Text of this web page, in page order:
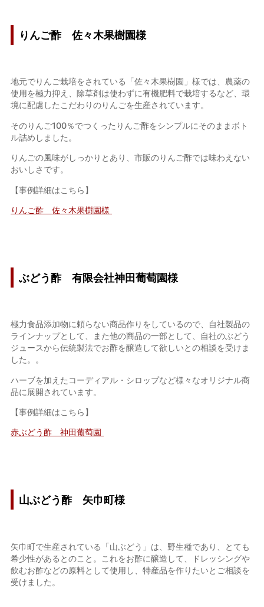
りんご酢 佐々木果樹園様
地元でりんご栽培をされている「佐々木果樹園」様では、農薬の
使用を極力抑え、除草剤は使わずに有機肥料で栽培するなど、環
境に配慮したこだわりのりんごを生産されています。
そのりんご100％でつくったりんご酢をシンプルにそのままボト
ル詰めしました。
りんごの風味がしっかりとあり、市販のりんご酢では味わえない
おいしさです。
【事例詳細はこちら】
りんご酢 佐々木果樹園様
ぶどう酢 有限会社神田葡萄園様
極力食品添加物に頼らない商品作りをしているので、自社製品の
ラインナップとして、また他の商品の一部として、自社のぶどう
ジュースから伝統製法でお酢を醸造して欲しいとの相談を受けま
した。。
ハーブを加えたコーディアル・シロップなど様々なオリジナル商
品に展開されています。
【事例詳細はこちら】
赤ぶどう酢 神田葡萄園
山ぶどう酢 矢巾町様
矢巾町で生産されている「山ぶどう」は、野生種であり、とても
希少性があるとのこと。これをお酢に醸造して、ドレッシングや
飲むお酢などの原料として使用し、特産品を作りたいとご相談を
受けました。